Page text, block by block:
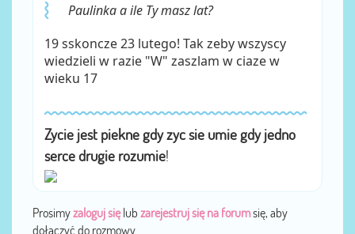
Paulinka a ile Ty masz lat?
19 sskoncze 23 lutego! Tak zeby wszyscy
wiedzieli w razie "W" zaszlam w ciaze w
wieku 17
Zycie jest piekne gdy zyc sie umie gdy jedno
serce drugie rozumie!
Prosimyzaloguj sięlub zarejestruj się na forumsię, aby
dołączyć do rozmowy.